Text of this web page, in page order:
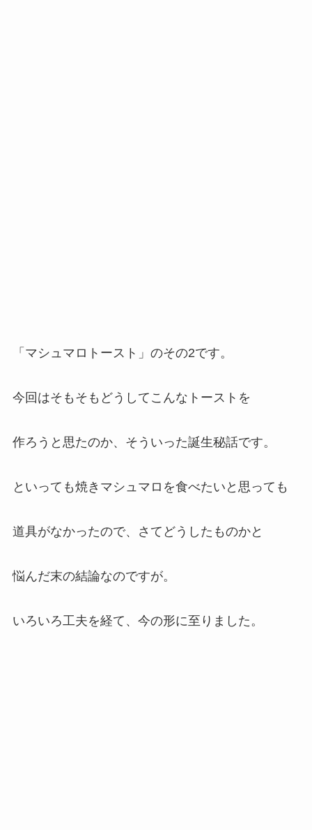
「マシュマロトースト」のその2です。
今回はそもそもどうしてこんなトーストを
作ろうと思たのか、そういった誕生秘話です。
といっても焼きマシュマロを食べたいと思っても
道具がなかったので、さてどうしたものかと
悩んだ末の結論なのですが。
いろいろ工夫を経て、今の形に至りました。